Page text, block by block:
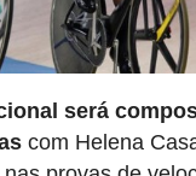
será
com Helena